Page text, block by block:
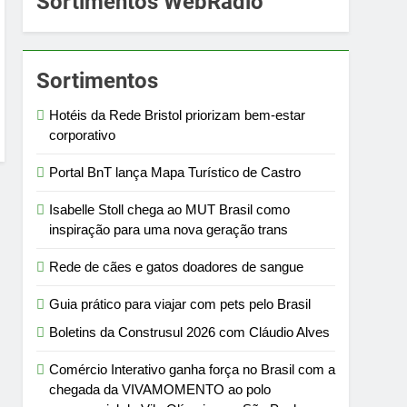
Sortimentos
Hotéis da Rede Bristol priorizam bem-estar
corporativo
Portal BnT lança Mapa Turístico de Castro
Isabelle Stoll chega ao MUT Brasil como
inspiração para uma nova geração trans
Rede de cães e gatos doadores de sangue
Guia prático para viajar com pets pelo Brasil
Boletins da Construsul 2026 com Cláudio Alves
Comércio Interativo ganha força no Brasil com a
chegada da VIVAMOMENTO ao polo